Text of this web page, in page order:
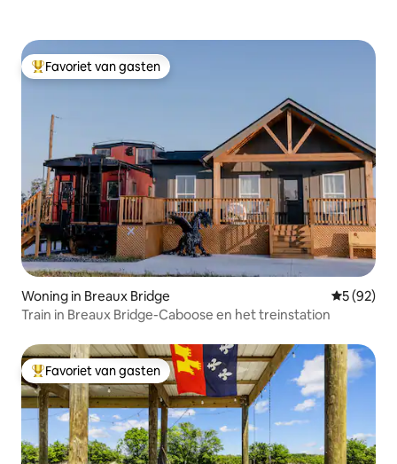
Topfavoriet van gasten
Favoriet van gasten
Woning in Breaux Bridge
5 (92)
Train in Breaux Bridge-Caboose en het treinstation
Topfavoriet van gasten
Favoriet van gasten